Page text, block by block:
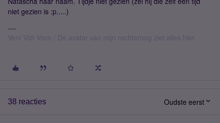
niet gezien is :p.....)
Veni Vidi Voco / De avatar van mijn rechteroog ziet alles hier.
38 reacties Oudste eerst